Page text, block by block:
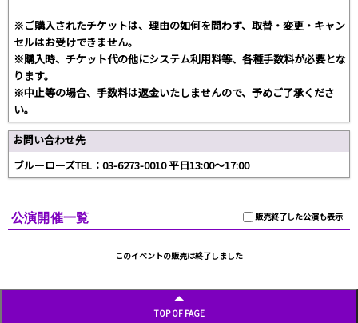
※ご購入されたチケットは、理由の如何を問わず、取替・変更・キャン
セルはお受けできません。
※購入時、チケット代の他にシステム利用料等、各種手数料が必要とな
ります。
※中止等の場合、手数料は返金いたしませんので、予めご了承くださ
い。
お問い合わせ先
ブルーローズTEL：03-6273-0010 平日13:00～17:00
販売終了した公演も表示
公演開催一覧
このイベントの販売は終了しました
TOP OF PAGE